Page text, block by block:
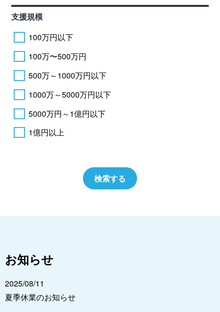
支援規模
100万円以下
100万〜500万円
500万～1000万円以下
1000万～5000万円以下
5000万円～1億円以下
1億円以上
お知らせ
2025/08/11
夏季休業のお知らせ